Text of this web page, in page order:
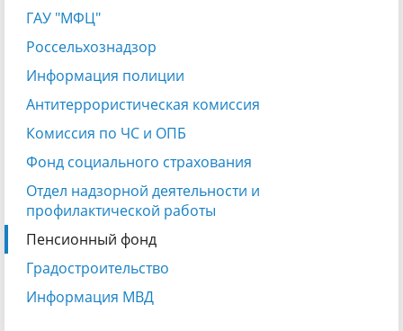
ГАУ "МФЦ"
Россельхознадзор
Информация полиции
Антитеррористическая комиссия
Комиссия по ЧС и ОПБ
Фонд социального страхования
Отдел надзорной деятельности и
профилактической работы
Пенсионный фонд
Градостроительство
Информация МВД